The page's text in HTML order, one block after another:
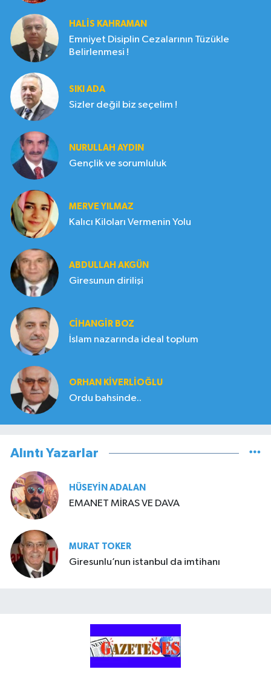
HALIS KAHRAMAN
Emniyet Disiplin Cezalarının Tüzükle
Belirlenmesi !
SIKI ADA
Sizler değil biz seçelim !
NURULLAH AYDIN
Gençlik ve sorumluluk
MERVE YILMAZ
Kalıcı Kiloları Vermenin Yolu
ABDULLAH AKGÜN
Giresunun dirilişi
CIHANGIR BOZ
İslam nazarında ideal toplum
ORHAN KIVERLIOĞLU
Ordu bahsinde..
Alıntı Yazarlar
HÜSEYIN ADALAN
EMANET MİRAS VE DAVA
MURAT TOKER
Giresunlu’nun istanbul da imtihanı